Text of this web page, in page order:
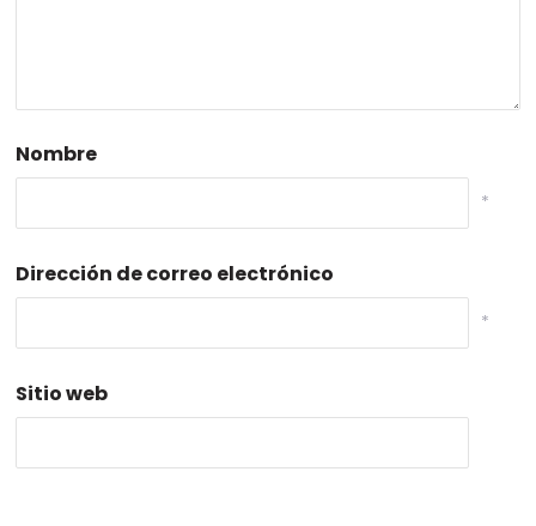
Nombre
*
Dirección de correo electrónico
*
Sitio web